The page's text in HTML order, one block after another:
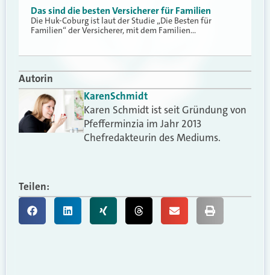
Das sind die besten Versicherer für Familien
Die Huk-Coburg ist laut der Studie „Die Besten für
Familien“ der Versicherer, mit dem Familien…
Autorin
KarenSchmidt
Karen Schmidt ist seit Gründung von
Pfefferminzia im Jahr 2013
Chefredakteurin des Mediums.
Teilen: